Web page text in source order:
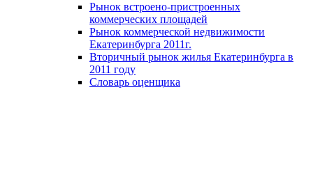
Рынок встроено-пристроенных
коммерческих площадей
Рынок коммерческой недвижимости
Екатеринбурга 2011г.
Вторичный рынок жилья Екатеринбурга в
2011 году
Словарь оценщика